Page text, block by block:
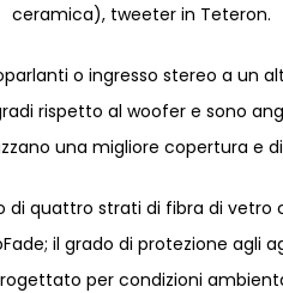
ceramica), tweeter in Teteron.
o ingresso stereo a un
rispetto al woofer e sono
una migliore copertura e
di quattro strati di fibra di
il grado di protezione agli
per condizioni